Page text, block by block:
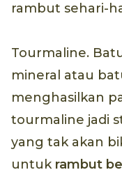
rambut sehari-
Tourmaline.
mineral atau
menghasilkan
tourmaline jadi
yang tak akan
untuk rambut